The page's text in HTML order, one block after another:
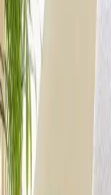
Reize bevorzugen.
von ~45 °C fördern
befreien die